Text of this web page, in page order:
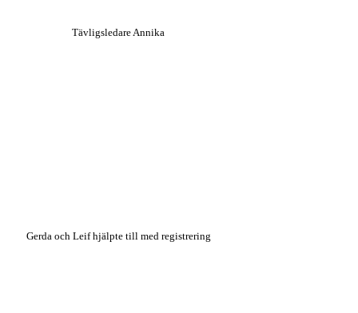
Tävligsledare Annika
Gerda och Leif hjälpte till med registrering